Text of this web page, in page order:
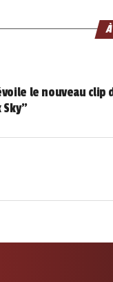
le nouveau clip
Sky”